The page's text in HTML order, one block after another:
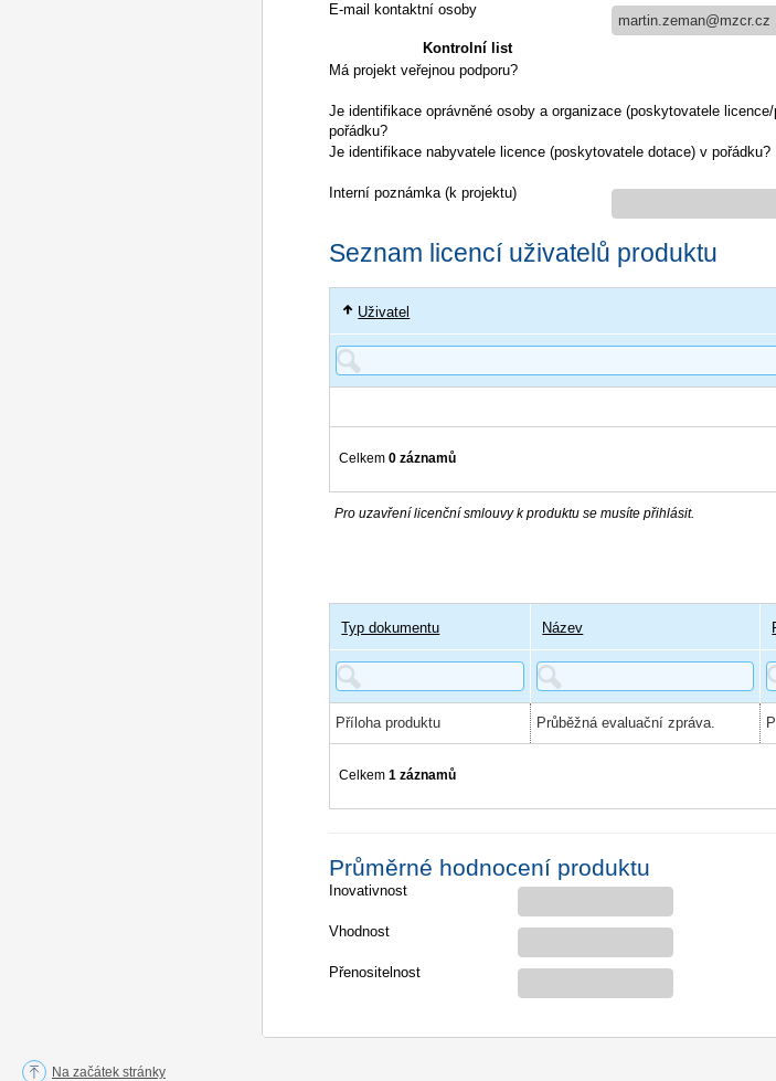
E-mail kontaktní osoby
martin.zeman@mzcr.cz
Kontrolní list
Má projekt veřejnou podporu?
Je identifikace oprávněné osoby a organizace (poskytovatele
pořádku?
Je identifikace nabyvatele licence (poskytovatele dotace) v pořádku?
Interní poznámka (k projektu)
Seznam licencí uživatelů produktu
Uživatel
Celkem 0 záznamů
Pro uzavření licenční smlouvy k produktu se musíte přihlásit.
Typ dokumentu Název
Příloha produktu Průběžná evaluační zpráva.
Celkem 1 záznamů
Průměrné hodnocení produktu
Inovativnost
Vhodnost
Přenositelnost
Na začátek stránky